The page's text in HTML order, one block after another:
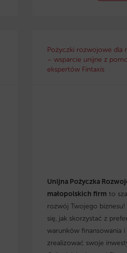
Pożyczki rozwojowe dla
– wsparcie unijne z
ekspertów Fintaxis
Unijna Pożyczka
małopolskich firm to
rozwój Twojego biznesu!
się, jak skorzystać z
warunków finansowania i
zrealizować swoje